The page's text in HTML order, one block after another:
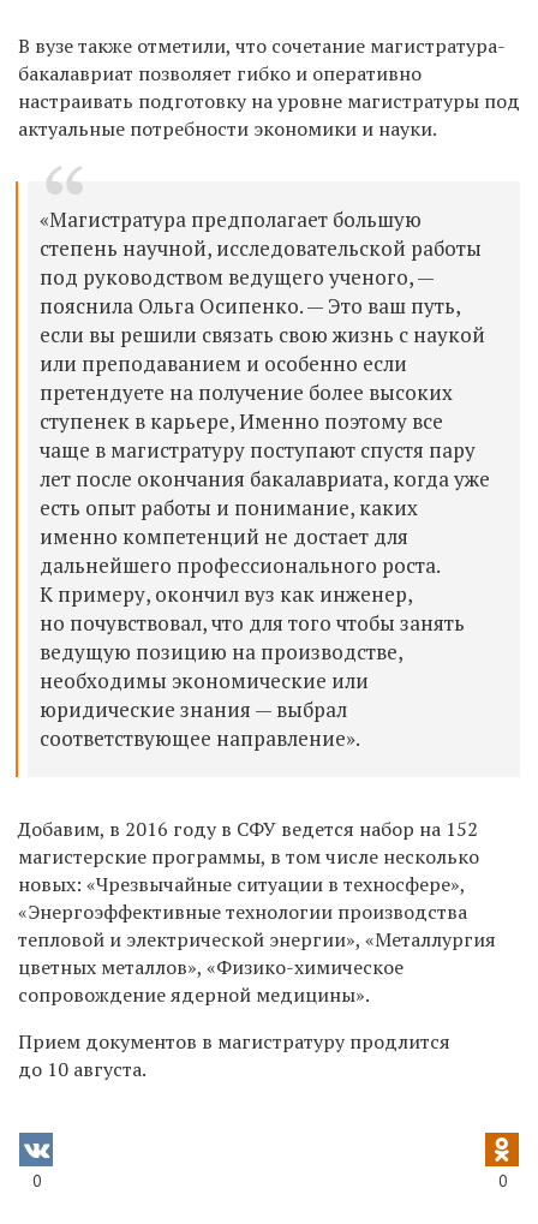
В вузе также отметили, что сочетание магистратура-
бакалавриат позволяет гибко и оперативно
настраивать подготовку на уровне магистратуры под
актуальные потребности экономики и науки.
«Магистратура предполагает большую
степень научной, исследовательской работы
под руководством ведущего ученого, —
пояснила Ольга Осипенко. — Это ваш путь,
если вы решили связать свою жизнь с наукой
или преподаванием и особенно если
претендуете на получение более высоких
ступенек в карьере, Именно поэтому все
чаще в магистратуру поступают спустя пару
лет после окончания бакалавриата, когда уже
есть опыт работы и понимание, каких
именно компетенций не достает для
дальнейшего профессионального роста.
К примеру, окончил вуз как инженер,
но почувствовал, что для того чтобы занять
ведущую позицию на производстве,
необходимы экономические или
юридические знания — выбрал
соответствующее направление».
Добавим, в 2016 году в СФУ ведется набор на 152
магистерские программы, в том числе несколько
новых: «Чрезвычайные ситуации в техносфере»,
«Энергоэффективные технологии производства
тепловой и электрической энергии», «Металлургия
цветных металлов», «Физико-химическое
сопровождение ядерной медицины».
Прием документов в магистратуру продлится
до 10 августа.
0 0